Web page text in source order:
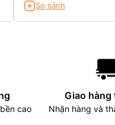
So sánh
cao
Giao hàng
Nhận hàng và